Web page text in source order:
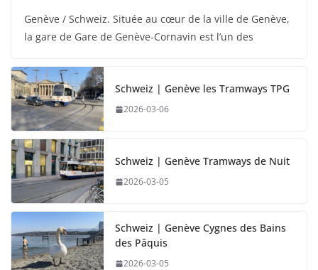
Genève / Schweiz. Située au cœur de la ville de Genève,
la gare de Gare de Genève-Cornavin est l’un des
Schweiz | Genève les Tramways TPG
2026-03-06
Schweiz | Genève Tramways de Nuit
2026-03-05
Schweiz | Genève Cygnes des Bains
des Pâquis
2026-03-05